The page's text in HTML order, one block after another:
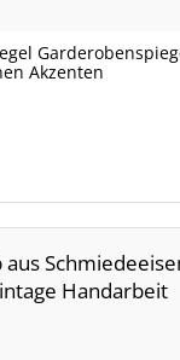
Akzenten